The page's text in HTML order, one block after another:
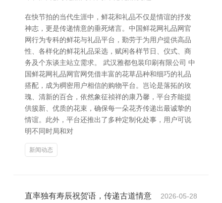
在快节拍的当代生涯中，鲜花和礼品不仅是情谊的抒发
神志，更是传递情意的垂死绪言。中国鲜花网礼品网官
网行为专科的鲜花与礼品平台，勤劳于为用户提供高品
性、各样化的鲜花礼品采选，赋闲各样节日、仪式、商
务及个东谈主站立需求。 武汉雅都包装印刷有限公司 中
国鲜花网礼品网官网凭借丰富的花草品种和细巧的礼品
搭配，成为稠密用户相信的购物平台。岂论是落拓的玫
瑰、清新的百合，依然象征祯祥的康乃馨，平台齐能提
供簇新、优质的花束，确保每一朵花齐传递出最诚挚的
情谊。此外，平台还推出了多种定制化处事，用户可说
明不同时局和对
新闻动态
直率独有寿辰祝贺语，传递古道情意 2026-05-28